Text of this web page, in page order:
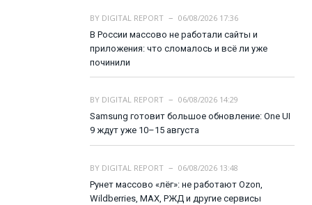
BY DIGITAL REPORT
06/08/2026 17:36
В России массово не работали сайты и
приложения: что сломалось и всё ли уже
починили
BY DIGITAL REPORT
06/08/2026 14:29
Samsung готовит большое обновление: One UI
9 ждут уже 10–15 августа
BY DIGITAL REPORT
06/08/2026 13:48
Рунет массово «лёг»: не работают Ozon,
Wildberries, MAX, РЖД и другие сервисы